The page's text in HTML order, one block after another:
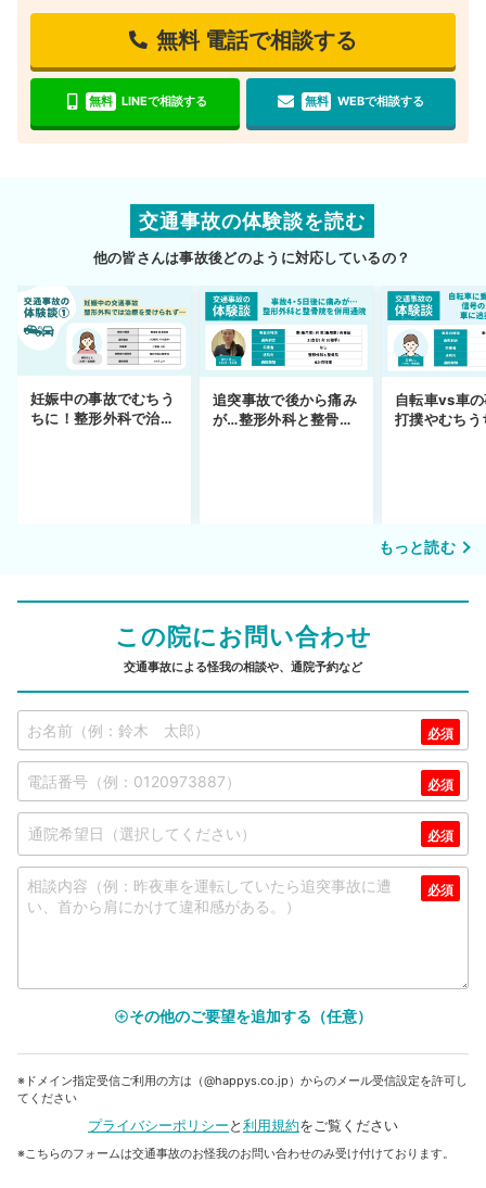
無料 電話で相談する
無料 LINEで相談する 無料 WEBで相談する
交通事故の体験談を読む
他の皆さんは事故後どのように対応しているの？
妊娠中の事故でむちう
ちに！整形外科で治療
追突事故で後から痛み
が…整形外科と整骨院
自転車vs車
打撲やむちう
もっと読む
この院にお問い合わせ
交通事故による怪我の相談や、通院予約など
add_circle_outlineその他のご要望を追加する（任意）
※ドメイン指定受信ご利用の方は（@happys.co.jp）からのメール受信設定を許可し
てください
プライバシーポリシーと利用規約をご覧ください
※こちらのフォームは交通事故のお怪我のお問い合わせのみ受け付けております。